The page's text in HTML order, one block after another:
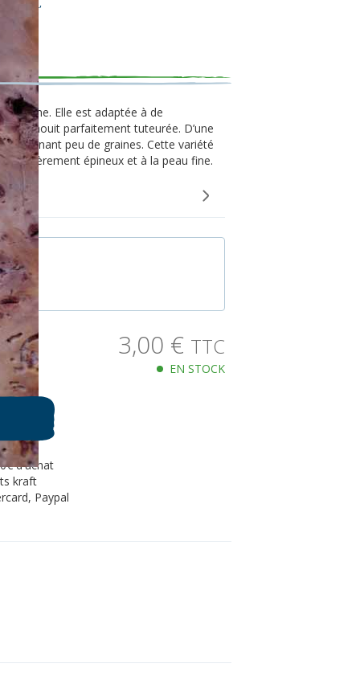
Long'
Chine. Elle est adaptée à de
parfaitement tuteurée. D’une
contenant peu de graines. Cette variété
légèrement épineux et à la peau fine.
3,00 € TTC
EN STOCK
d'achat
kraft
Paypal